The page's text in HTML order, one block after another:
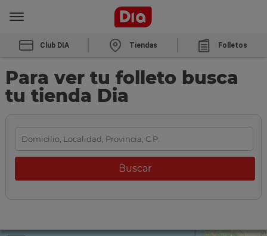
Club DIA Tiendas Folletos
Para ver tu folleto busca
tu tienda Dia